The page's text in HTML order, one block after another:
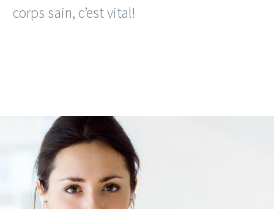
corps sain, c’est vital!